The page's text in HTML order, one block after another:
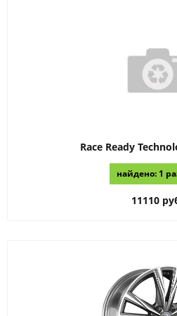
Race Ready
найдено: 1
11110